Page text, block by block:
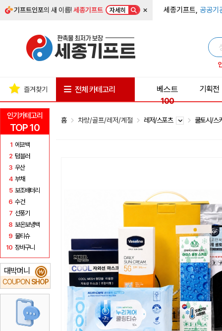
기프트인포의 새 이름!세종기프트 자세히 × 세종기프트, 공공기
인기카테고리
TOP 10
1 에코백
2 텀블러
3 우산
4 부채
5 보조배터리
6 수건
7 선풍기
8 보온보냉백
9 물티슈
10 장바구니
대박머니
COUPON SHOP
₩
즐겨찾기 전체 카테고리
베스트
100
기획전
홈 차량/골프/레저/계절 레저/스포츠 쿨토시/스